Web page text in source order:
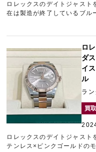
ロレックスのデイトジャスト
在は製造が終了しているブル
ストは、お探しの方が多い
検討中の方は、中野にあるブ
ドウェイ」へご相談ください
ロ
ダ
イ
ル
ラ
買
ロレックスのデイトジャスト
テンレス×ピンクゴールドの